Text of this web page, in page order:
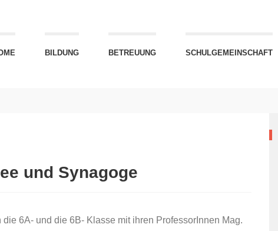
BILDUNG BETREUUNG SCHULGEMEINSCHAFT
und Synagoge
die 6A- und die 6B- Klasse mit ihren ProfessorInnen Mag.